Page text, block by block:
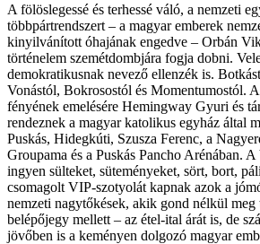
A fölöslegessé és terhessé váló, a nemzeti
többpártrendszert – a magyar emberek
kinyilvánított óhajának engedve – Orbán
történelem szemétdombjára fogja dobni.
demokratikusnak nevező ellenzék is.
Vonástól, Bokrosostól és Momentumostól.
fényének emelésére Hemingway Gyuri és
rendeznek a magyar katolikus egyház által
Puskás, Hidegkúti, Szusza Ferenc, a
Groupama és a Puskás Pancho Arénában.
ingyen sülteket, süteményeket, sört, bort,
csomagolt VIP-szotyolát kapnak azok a
nemzeti nagytőkések, akik gond nélkül
belépőjegy mellett – az étel-ital árát is, de
jövőben is a keményen dolgozó magyar